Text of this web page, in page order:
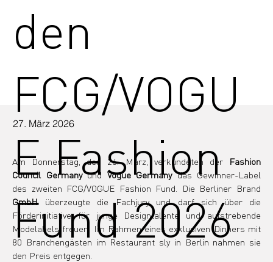
27. März 2026
Am Donnerstag, den 26. März, verkündeten der Fashion
Council Germany und Vogue Germany das Gewinner-Label
GmbH überzeugte die Fachjury und darf sich über die
Förderinitiative für junge Designtalente und aufstrebende
Modelabels freuen. Im Rahmen eines exklusiven Dinners mit
80 Branchengästen im Restaurant sly in Berlin nahmen sie
den Preis entgegen.
den
FCG/VOGU
E Fashion
Fund 2026